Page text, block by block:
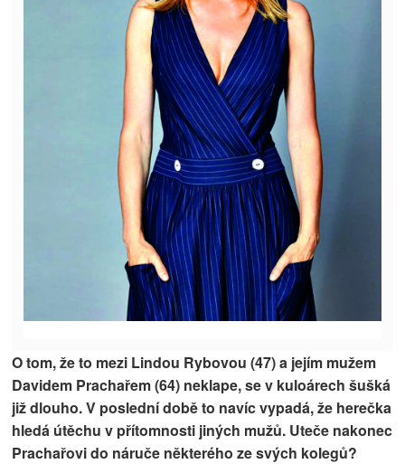
O tom, že to mezi Lindou Rybovou (47) a jejím mužem
Davidem Prachařem (64) neklape, se v kuloárech šušká
již dlouho. V poslední době to navíc vypadá, že herečka
hledá útěchu v přítomnosti jiných mužů. Uteče nakonec
Prachařovi do náruče některého ze svých kolegů?